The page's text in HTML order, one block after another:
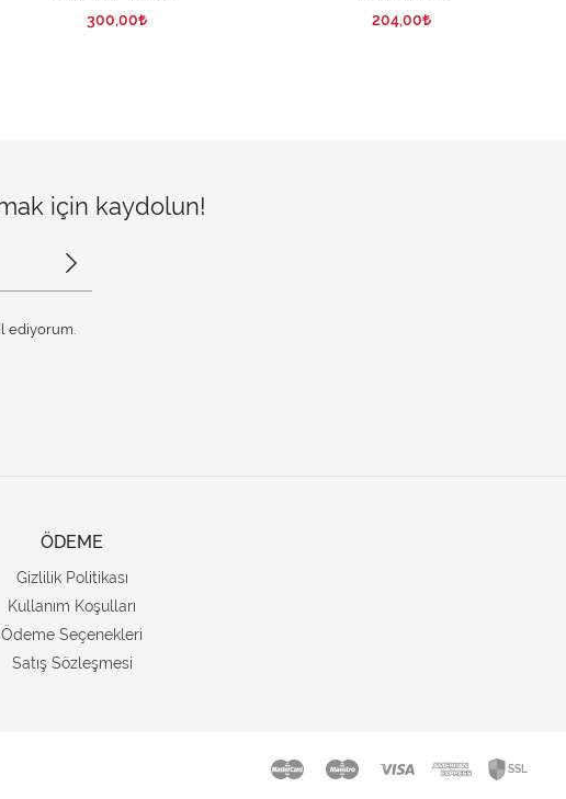
300,00
204,00
için kaydolun!
ediyorum.
ÖDEME
Gizlilik Politikası
Kullanım Koşulları
Ödeme Seçenekleri
Satış Sözleşmesi